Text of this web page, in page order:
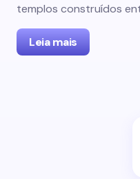
templos construídos
Leia mais